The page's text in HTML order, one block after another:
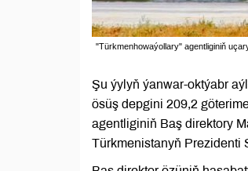
"Türkmenhowaýollary" agentliginiň
Şu ýylyň ýanwar-oktýabr
ösüş depgini 209,2
agentliginiň Baş direktory
Türkmenistanyň Prezidenti